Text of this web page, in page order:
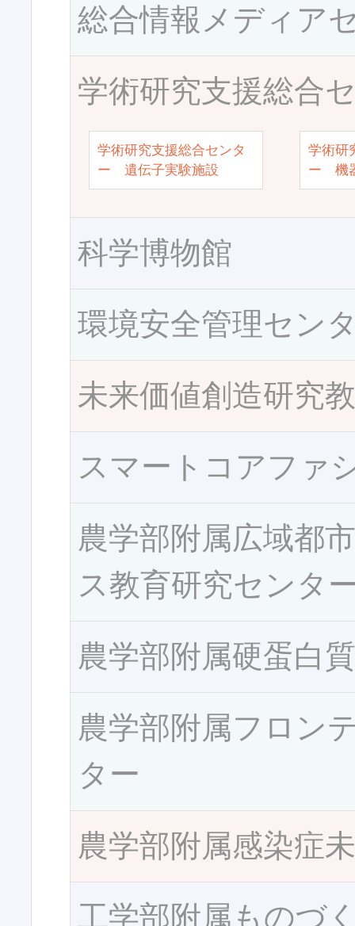
総合情報メディア
学術研究支援総合
学術研究支援総合センタ
ー 遺伝子実験施設
学術研
ー 機
科学博物館
環境安全管理セン
未来価値創造研究
スマートコアファ
農学部附属広域都
ス教育研究センタ
農学部附属硬蛋白
農学部附属フロン
ター
農学部附属感染症
工学部附属ものづ